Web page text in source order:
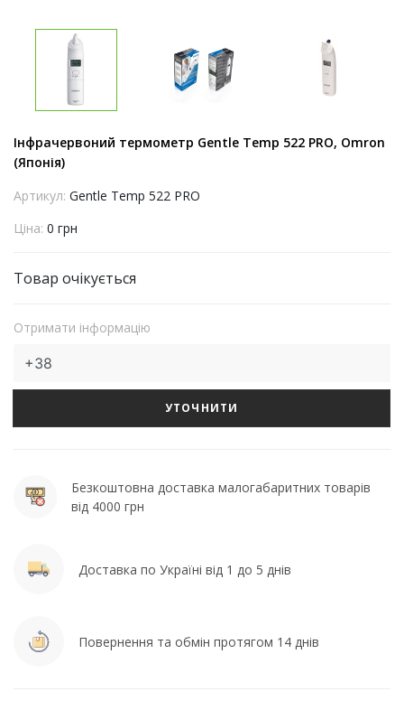
Інфрачервоний термометр Gentle Temp 522 PRO, Omron
(Японія)
Артикул: Gentle Temp 522 PRO
Ціна: 0 грн
Товар очікується
Отримати інформацію
УТОЧНИТИ
Безкоштовна доставка малогабаритних товарів
від 4000 грн
Доставка по Україні від 1 до 5 днів
Повернення та обмін протягом 14 днів